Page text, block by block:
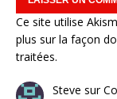
Ce site utilise
plus sur la façon
traitées.
Steve sur